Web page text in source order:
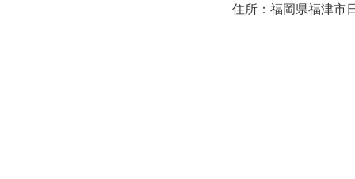
住所：福岡県福津市